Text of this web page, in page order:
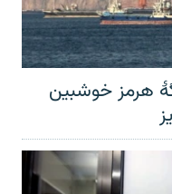
هرمز خوشبین